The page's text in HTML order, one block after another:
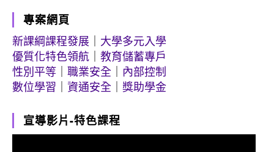
專案網頁
新課綱課程發展
大學多元入學
優質化特色領航
教育儲蓄專戶
性別平等
職業安全
內部控制
數位學習
資通安全 獎助學金
宣導影片-特色課程